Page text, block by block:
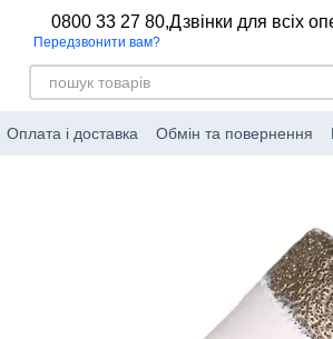
0800 33 27 80,Дзвінки для всіх
Передзвонити вам?
Оплата і доставка Обмін та повернення